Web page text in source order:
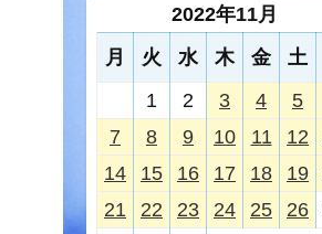
2022年11月
月
火 水 木 金 土
1
2 3 4 5
7
8 9 10 11 12
14
15 16 17 18 19
21
22 23 24 25 26